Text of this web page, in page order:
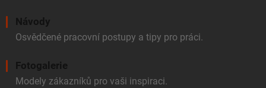
Návody
Osvědčené pracovní postupy a tipy pro práci.
Fotogalerie
Modely zákazníků pro vaši inspiraci.